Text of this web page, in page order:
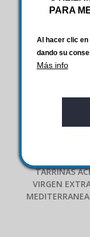
TARRINAS
VIRGEN
PARA
Al hacer clic en
dando su
Más info